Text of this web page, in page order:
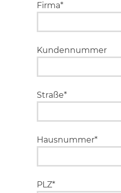
Firma*
Kundennummer
Straße*
Hausnummer*
PLZ*